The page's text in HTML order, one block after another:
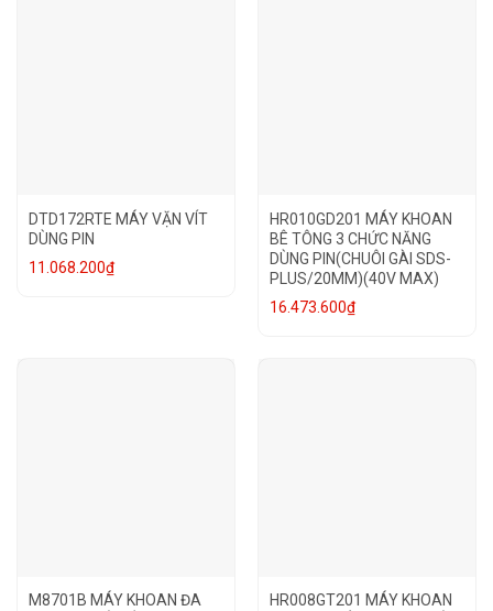
DTD172RTE MÁY VẶN VÍT
DÙNG PIN
11.068.200₫
HR010GD201 MÁY KHOAN
BÊ TÔNG 3 CHỨC NĂNG
DÙNG PIN(CHUÔI GÀI SDS-
PLUS/20MM)(40V MAX)
16.473.600₫
M8701B MÁY KHOAN ĐA HR008GT201 MÁY KHOAN